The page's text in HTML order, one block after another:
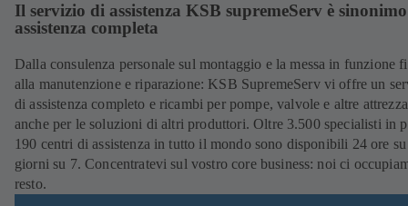
Il servizio di assistenza KSB supremeServ è
assistenza completa
Dalla consulenza personale sul montaggio e la messa in funzione
alla manutenzione e riparazione: KSB SupremeServ vi offre un
di assistenza completo e ricambi per pompe, valvole e altre
anche per le soluzioni di altri produttori. Oltre 3.500 specialisti in
190 centri di assistenza in tutto il mondo sono disponibili 24 ore
giorni su 7. Concentratevi sul vostro core business: noi ci
resto.